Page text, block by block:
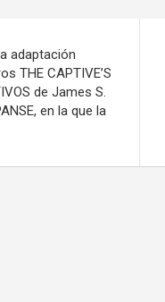
adaptación
THE CAPTIVE’S
de James S.
en la que la